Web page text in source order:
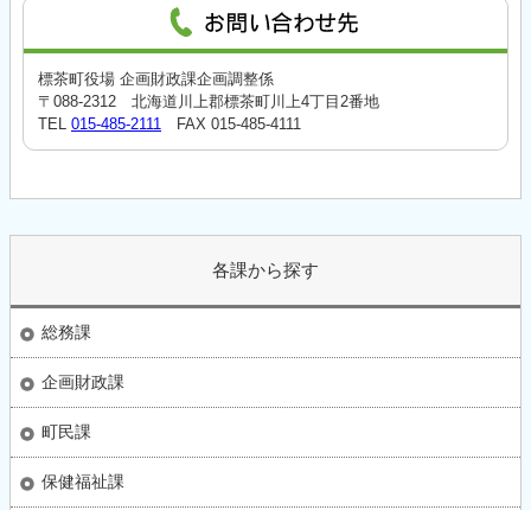
標茶町役場 企画財政課企画調整係
〒088-2312 北海道川上郡標茶町川上4丁目2番地
TEL 015-485-2111 FAX 015-485-4111
各課から探す
総務課
企画財政課
町民課
保健福祉課